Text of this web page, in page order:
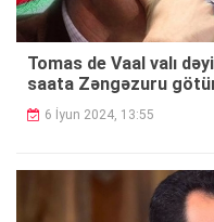
Tomas de Vaal valı
saata Zəngəzuru
6 İyun 2024, 13:55